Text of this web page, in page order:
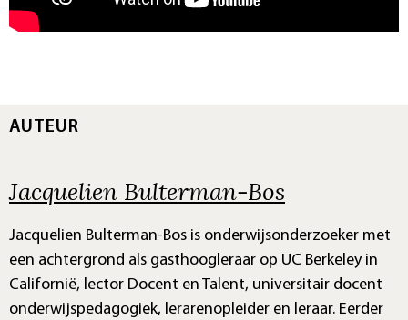
AUTEUR
Jacquelien Bulterman-Bos
Jacquelien Bulterman-Bos is onderwijsonderzoeker met
een achtergrond als gasthoogleraar op UC Berkeley in
Californië, lector Docent en Talent, universitair docent
onderwijspedagogiek, lerarenopleider en leraar. Eerder